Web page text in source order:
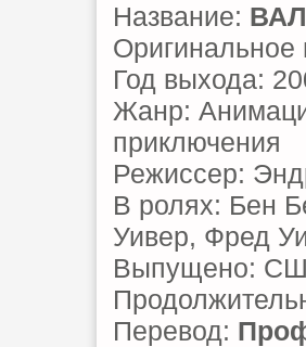
Название:
Оригинальное
Год выхода:
Жанр:
приключения
Режиссер:
В ролях: Бен
Уивер, Фред
Выпущено:
Перевод: